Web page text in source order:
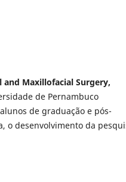
and Maxillofacial Surgery,
de Pernambuco
de graduação e pós-
o desenvolvimento da